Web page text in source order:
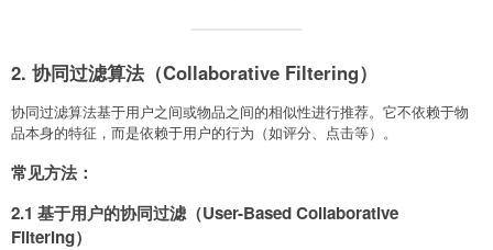
2. 协同过滤算法（Collaborative Filtering）
协同过滤算法基于用户之间或物品之间的相似性进行推荐。它不依赖于物
品本身的特征，而是依赖于用户的行为（如评分、点击等）。
常见方法：
2.1 基于用户的协同过滤（User-Based Collaborative
Filtering）